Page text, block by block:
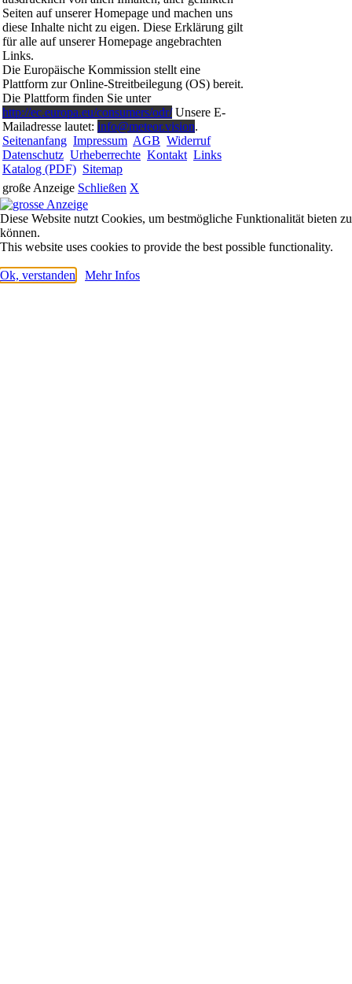
Seiten auf unserer Homepage und machen uns
diese Inhalte nicht zu eigen. Diese Erklärung gilt
für alle auf unserer Homepage angebrachten
Links.
Die Europäische Kommission stellt eine
Plattform zur Online-Streitbeilegung (OS) bereit.
Die Plattform finden Sie unter
http://ec.europa.eu/consumers/odr/Unsere E-
Mailadresse lautet: info@meteor.vision.
Seitenanfang Impressum AGB Widerruf
Datenschutz Urheberrechte Kontakt Links
Katalog (PDF) Sitemap
große Anzeige Schließen X
Diese Website nutzt Cookies, um bestmögliche Funktionalität bieten zu
können.
This website uses cookies to provide the best possible functionality.
Ok, verstanden Mehr Infos